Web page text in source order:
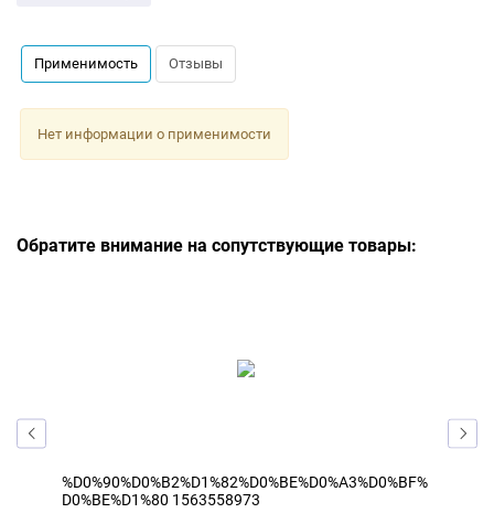
Применимость Отзывы
Нет информации о применимости
Обратите внимание на сопутствующие товары:
%D0%90%D0%B2%D1%82%D0%BE%D0%A3%D0%BF%
D0%BE%D1%80 1563558973